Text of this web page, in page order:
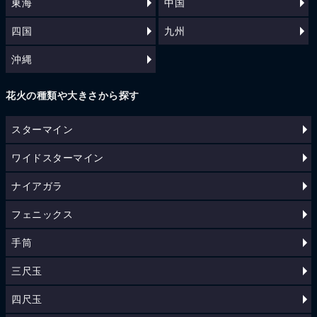
東海 中国
四国 九州
沖縄
花火の種類や大きさから探す
スターマイン
ワイドスターマイン
ナイアガラ
フェニックス
手筒
三尺玉
四尺玉